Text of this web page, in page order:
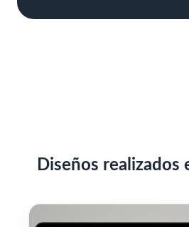
Diseños realizados